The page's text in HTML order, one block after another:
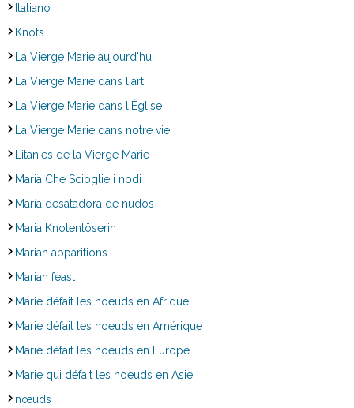
Italiano
Knots
La Vierge Marie aujourd'hui
La Vierge Marie dans l'art
La Vierge Marie dans l'Église
La Vierge Marie dans notre vie
Litanies de la Vierge Marie
Maria Che Scioglie i nodi
María desatadora de nudos
Maria Knotenlöserin
Marian apparitions
Marian feast
Marie défait les noeuds en Afrique
Marie défait les noeuds en Amérique
Marie défait les noeuds en Europe
Marie qui défait les noeuds en Asie
nœuds